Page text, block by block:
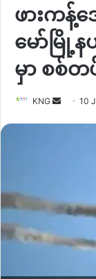
ဖားကန့်
မော်မြို့
မှာ စစ်
KNG
Send10